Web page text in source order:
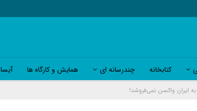
کتابخانه چندرسانه ای همایش و کارگاه ها آیسا
ایران واکسن نمی‌فروشد!